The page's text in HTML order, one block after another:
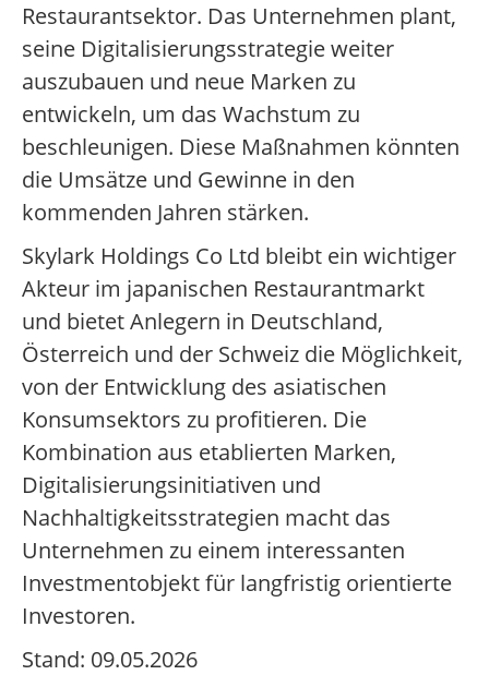
Restaurantsektor. Das Unternehmen plant,
seine Digitalisierungsstrategie weiter
auszubauen und neue Marken zu
entwickeln, um das Wachstum zu
beschleunigen. Diese Maßnahmen könnten
die Umsätze und Gewinne in den
kommenden Jahren stärken.
Skylark Holdings Co Ltd bleibt ein wichtiger
Akteur im japanischen Restaurantmarkt
und bietet Anlegern in Deutschland,
Österreich und der Schweiz die Möglichkeit,
von der Entwicklung des asiatischen
Konsumsektors zu profitieren. Die
Kombination aus etablierten Marken,
Digitalisierungsinitiativen und
Nachhaltigkeitsstrategien macht das
Unternehmen zu einem interessanten
Investmentobjekt für langfristig orientierte
Investoren.
Stand: 09.05.2026